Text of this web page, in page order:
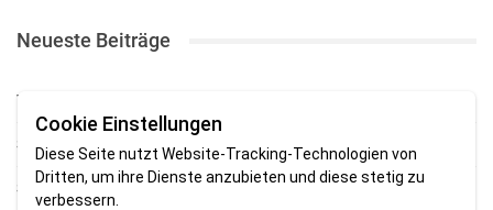
Neueste Beiträge
TSV gewinnt Testspiel bei Braker Reserve
SV Brake gewinnt erstes Heimspiel mit 2:0
SV Brake feiert 5:2-Auftaktsieg beim Delmenhorster TB
Cookie Einstellungen
Diese Seite nutzt Website-Tracking-Technologien von
Dritten, um ihre Dienste anzubieten und diese stetig zu
verbessern.